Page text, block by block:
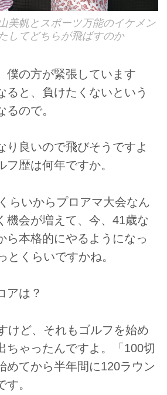
美帆とスポーツ万能のイケメン
してどちらが飛ばすのか
僕の方が緊張しています
ると、負けたくないという
ので。
り良いので飛びそうですよ
フ歴は何年ですか。
らいからプロアマ大会なん
機会が増えて、今、41歳な
ら本格的にやるようになっ
とくらいですかね。
アは？
けど、それもゴルフを始め
ちゃったんですよ。「100切
めてから半年間に120ラウン
す。